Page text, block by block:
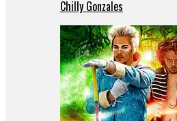
Chilly Gonzales